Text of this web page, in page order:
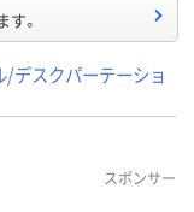
す。
デスクパーテーショ
スポンサー